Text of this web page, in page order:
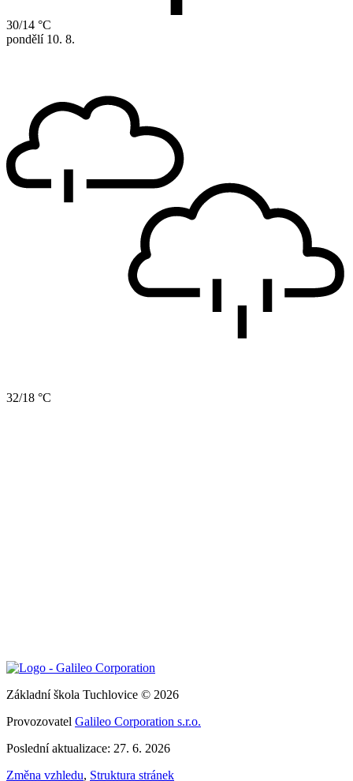
30/14 °C
pondělí 10. 8.
32/18 °C
Základní škola Tuchlovice © 2026
Provozovatel Galileo Corporation s.r.o.
Poslední aktualizace: 27. 6. 2026
Změna vzhledu, Struktura stránek